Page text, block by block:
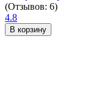
(Отзывов: 6)
4.8
В корзину